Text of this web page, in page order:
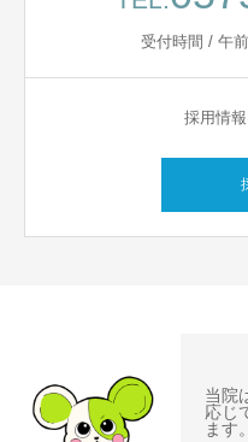
受付時間 / 午
採用情
当院
応じ
ます。